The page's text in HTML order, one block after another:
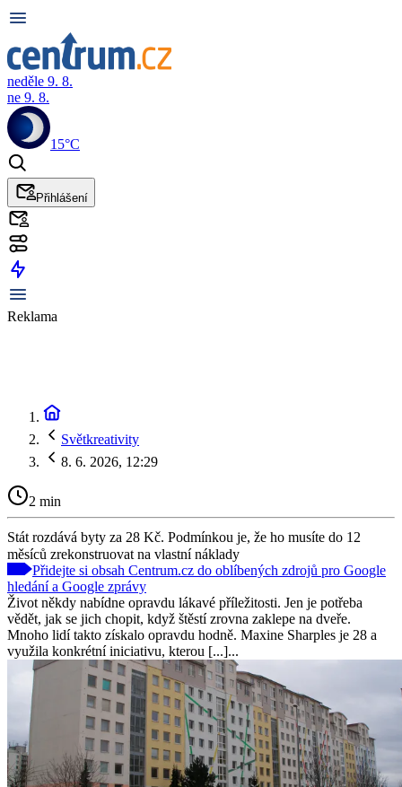
neděle 9. 8.
ne 9. 8.
15°C
Přihlášení
Reklama
Světkreativity
8. 6. 2026, 12:29
2 min
Stát rozdává byty za 28 Kč. Podmínkou je, že ho musíte do 12
měsíců zrekonstruovat na vlastní náklady
Přidejte si obsah Centrum.cz do oblíbených zdrojů pro Google
hledání a Google zprávy
Život někdy nabídne opravdu lákavé příležitosti. Jen je potřeba
vědět, jak se jich chopit, když štěstí zrovna zaklepe na dveře.
Mnoho lidí takto získalo opravdu hodně. Maxine Sharples je 28 a
využila konkrétní iniciativu, kterou [...]...